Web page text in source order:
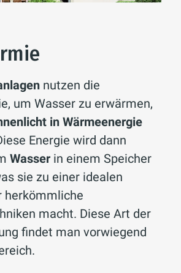
nutzen die
um Wasser zu erwärmen,
in Wärmeenergie
Energie wird dann
Wasser in einem Speicher
sie zu einer idealen
herkömmliche
macht. Diese Art der
findet man vorwiegend